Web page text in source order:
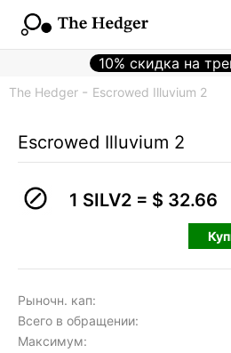
10% скидка на
The Hedger Escrowed Illuvium 2
Escrowed Illuvium 2
1 SILV2 = $ 32.66
Рыночн. кап:
Всего в обращении:
Максимум: